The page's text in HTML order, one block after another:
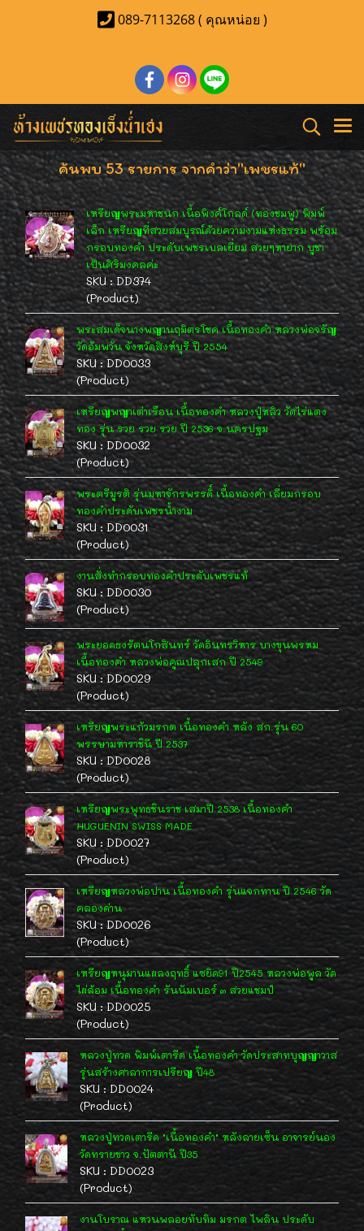
089-7113268 ( คุณหน่อย )
ค้นพบ 53 รายการ จากคำว่า"เพชรแท้"
เหรียญพระมหาชนก เนื้อพิงค์โกลด์ (ทองชมพู) พิมพ์
เล็ก เหรียญที่สวยสมบูรณ์ด้วยความงามแห่งธรรม พร้อม
กรอบทองคำ ประดับเพชรเบลเยี่ยม สวยๆหายาก บูชา
เป็นศิริมงคลค่ะ
SKU : DD374
(Product)
พระสมเด็จนางพญานฤมิตรโชค เนื้อทองคำ หลวงพ่อจรัญ
วัดอัมพวัน จังหวัดสิงห์บุรี ปี 2554
SKU : DD0033
(Product)
เหรียญพญาเต่าเรือน เนื้อทองคำ หลวงปู่หลิว วัดไร่แตง
ทอง รุ่น รวย รวย รวย ปี 2536 จ.นครปฐม
SKU : DD0032
(Product)
พระตรีมูรติ รุ่นมหาจักรพรรดิ์ เนื้อทองคำ เลี่ยมกรอบ
ทองคำประดับเพชรน้ำงาม
SKU : DD0031
(Product)
งานสั่งทำกรอบทองคำประดับเพชรแท้
SKU : DD0030
(Product)
พระยอดธงรัตนโกสินทร์ วัดอินทรวิหาร บางขุนพรหม
เนื้อทองคำ หลวงพ่อคูณปลุกเสก ปี 2549
SKU : DD0029
(Product)
เหรียญพระแก้วมรกต เนื้อทองคำ หลัง สก.รุ่น 60
พรรษามหาราชินี ปี 2537
SKU : DD0028
(Product)
เหรียญพระพุทธชินราช เสมาปี 2538 เนื้อทองคำ
HUGUENIN SWISS MADE
SKU : DD0027
(Product)
เหรียญหลวงพ่อปาน เนื้อทองคำ รุ่นแจกทาน ปี 2546 วัด
คลองด่าน
SKU : DD0026
(Product)
เหรียญหนุมานแผลงฤทธิ์ แซยิด91 ปี2545 หลวงพ่อพูล วัด
ไผ่ล้อม เนื้อทองคำ รันนัมเบอร์ ๓ สวยแชมป์
SKU : DD0025
(Product)
หลวงปู่ทวด พิมพ์เตารีด เนื้อทองคำ วัดประสาทบุญญาวาส
รุ่นสร้างศาลาการเปรียญ ปี48
SKU : DD0024
(Product)
หลวงปู่ทวดเตารีด "เนื้อทองคำ" หลังลายเซ็น อาจารย์นอง
วัดทรายขาว จ.ปัตตานี ปี35
SKU : DD0023
(Product)
งานโบราณ แหวนพลอยทับทิม มรกต ไพลิน ประดับ